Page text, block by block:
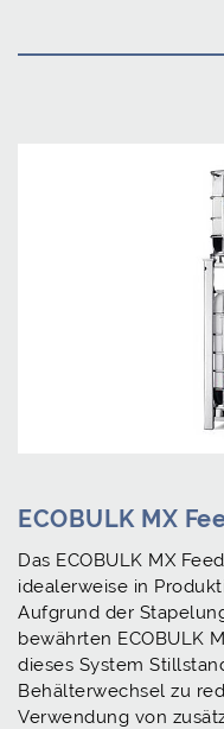
ECOBULK MX
Das ECOBULK MX
idealerweise in
Aufgrund der
bewährten ECOBULK
dieses System
Behälterwechsel zu
Verwendung von